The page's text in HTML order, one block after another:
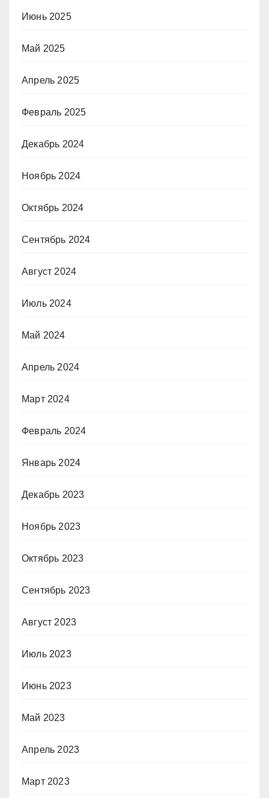
Июнь 2025
Май 2025
Апрель 2025
Февраль 2025
Декабрь 2024
Ноябрь 2024
Октябрь 2024
Сентябрь 2024
Август 2024
Июль 2024
Май 2024
Апрель 2024
Март 2024
Февраль 2024
Январь 2024
Декабрь 2023
Ноябрь 2023
Октябрь 2023
Сентябрь 2023
Август 2023
Июль 2023
Июнь 2023
Май 2023
Апрель 2023
Март 2023